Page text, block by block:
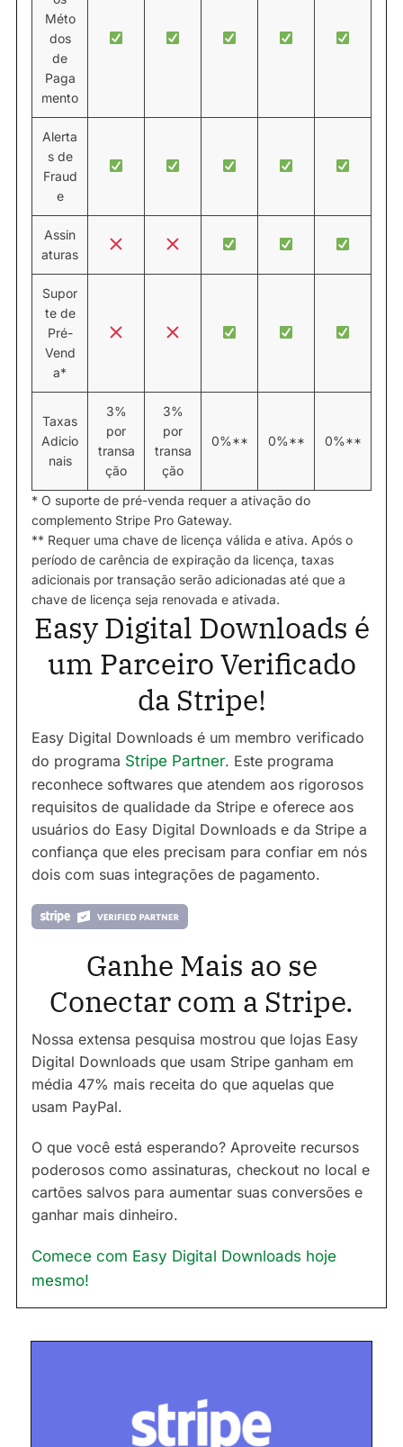
Méto
dos
de
Paga
mento
Alerta
s de
Fraud
e
Assin
aturas
Supor
te de
Pré-
Vend
a*
Taxas
Adicio
nais
3%
por
transa
ção
3%
por
transa
ção
0%** 0%** 0%**
* O suporte de pré-venda requer a ativação do
complemento Stripe Pro Gateway.
** Requer uma chave de licença válida e ativa. Após o
período de carência de expiração da licença, taxas
adicionais por transação serão adicionadas até que a
chave de licença seja renovada e ativada.
Easy Digital Downloads é
um Parceiro Verificado
da Stripe!
Easy Digital Downloads é um membro verificado
do programa Stripe Partner. Este programa
reconhece softwares que atendem aos rigorosos
requisitos de qualidade da Stripe e oferece aos
usuários do Easy Digital Downloads e da Stripe a
confiança que eles precisam para confiar em nós
dois com suas integrações de pagamento.
Ganhe Mais ao se
Conectar com a Stripe.
Nossa extensa pesquisa mostrou que lojas Easy
Digital Downloads que usam Stripe ganham em
média 47% mais receita do que aquelas que
usam PayPal.
O que você está esperando? Aproveite recursos
poderosos como assinaturas, checkout no local e
cartões salvos para aumentar suas conversões e
ganhar mais dinheiro.
Comece com Easy Digital Downloads hoje
mesmo!